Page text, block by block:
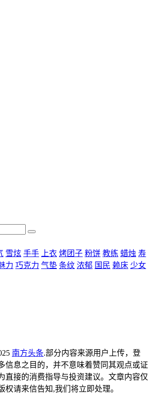
雪炫 手手 上衣 烤团子 粉饼 教练 蜡烛 寿
力 巧克力 气垫 条纹 浓郁 国民 赖床 少女
南方头条.部分内容来源用户上传，登
信息之目的，并不意味着赞同其观点或证
直接的消费指导与投资建议。文章内容仅
权请来信告知,我们将立即处理。